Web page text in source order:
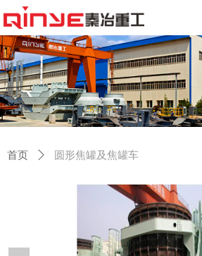
首页 ꄲ 圆形焦罐及焦罐车